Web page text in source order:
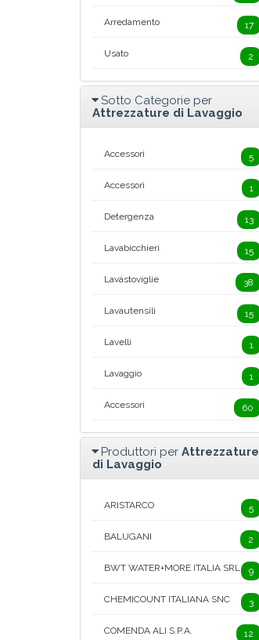
Arredamento 17
Usato 2
Sotto Categorie per
Attrezzature di Lavaggio
Accessori 5
Accessori 1
Detergenza 13
Lavabicchieri 15
Lavastoviglie 38
Lavautensili 15
Lavelli 1
Lavaggio 1
Accessori 60
Produttori per Attrezzature
di Lavaggio
ARISTARCO 5
BALUGANI 2
BWT WATER+MORE ITALIA SRL 9
CHEMICOUNT ITALIANA SNC 3
COMENDA ALI S.P.A. 12